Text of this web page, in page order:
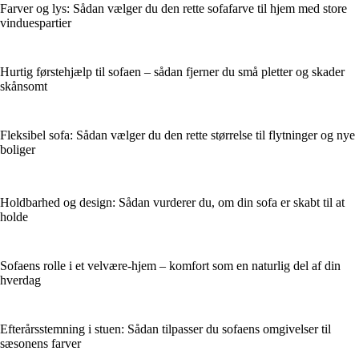
Farver og lys: Sådan vælger du den rette sofafarve til hjem med store
vinduespartier
Hurtig førstehjælp til sofaen – sådan fjerner du små pletter og skader
skånsomt
Fleksibel sofa: Sådan vælger du den rette størrelse til flytninger og nye
boliger
Holdbarhed og design: Sådan vurderer du, om din sofa er skabt til at
holde
Sofaens rolle i et velvære-hjem – komfort som en naturlig del af din
hverdag
Efterårsstemning i stuen: Sådan tilpasser du sofaens omgivelser til
sæsonens farver